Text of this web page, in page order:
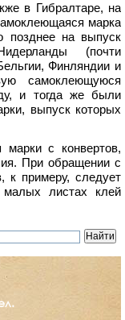
в Гибралтаре, на
марка
позднее на выпуск
(почти
Финляндии и
самоклеющуюся
и тогда же были
выпуск которых
с конвертов,
При обращении с
к примеру, следует
листах клей